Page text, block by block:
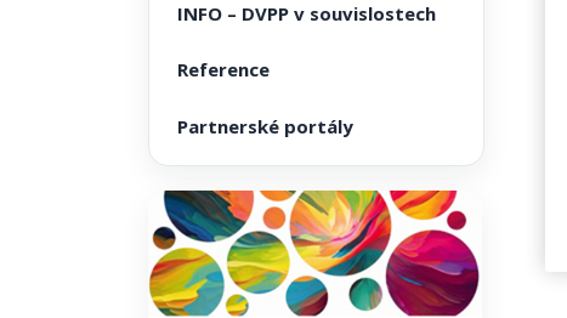
INFO – DVPP v souvislostech
Reference
Partnerské portály